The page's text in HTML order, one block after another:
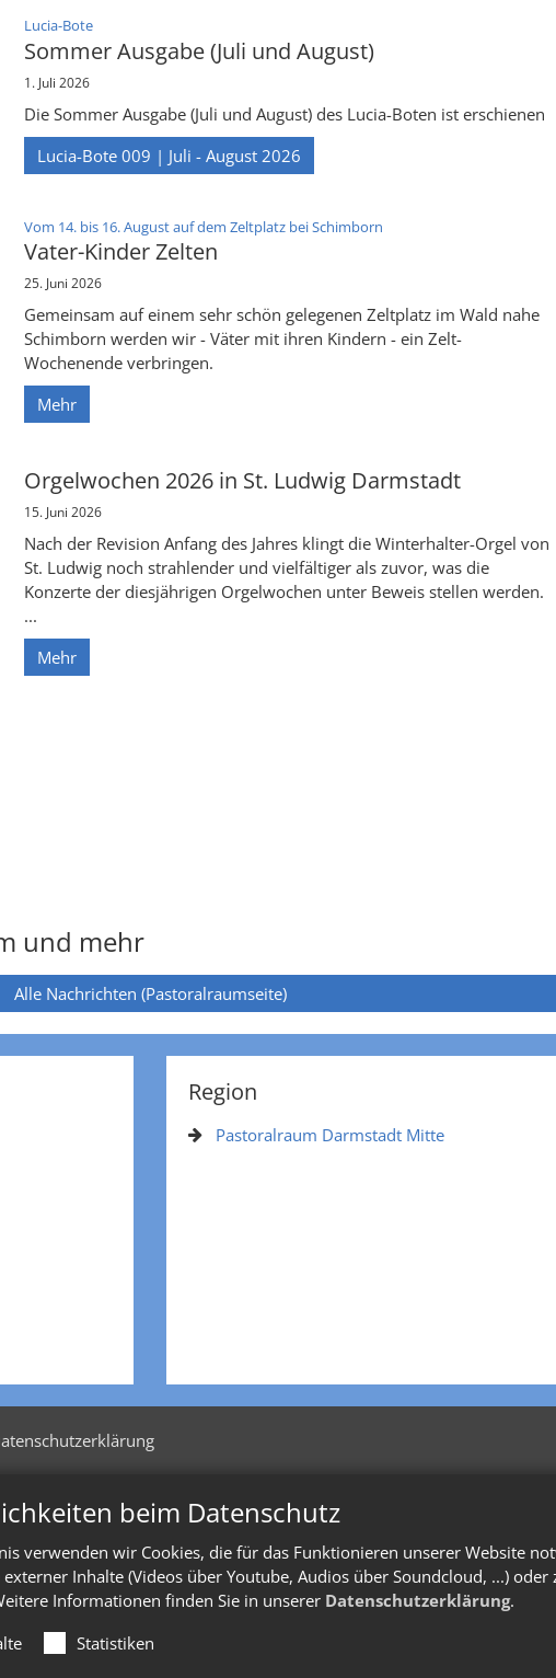
beim Datenschutz
verwenden wir Cookies, die für das Funktionieren unserer Website
Inhalte (Videos über Youtube, Audios über Soundcloud, ...)
Informationen finden Sie in unserer Datenschutzerklärung.
Statistiken
Lucia-Bote:
Sommer Ausgabe (Juli und August)
1. Juli 2026
Die Sommer Ausgabe (Juli und August) des Lucia-Boten ist erschienen
Lucia-Bote 009 | Juli - August 2026
Vom 14. bis 16. August auf dem Zeltplatz bei Schimborn
Vater-Kinder Zelten
25. Juni 2026
Gemeinsam auf einem sehr schön gelegenen Zeltplatz im Wald nahe
Schimborn werden wir - Väter mit ihren Kindern - ein Zelt-
Wochenende verbringen.
Mehr
Orgelwochen 2026 in St. Ludwig Darmstadt
15. Juni 2026
Nach der Revision Anfang des Jahres klingt die Winterhalter-Orgel von
St. Ludwig noch strahlender und vielfältiger als zuvor, was die
Konzerte der diesjährigen Orgelwochen unter Beweis stellen werden.
...
Mehr
und mehr
Alle Nachrichten (Pastoralraumseite)
Region
Pastoralraum Darmstadt Mitte